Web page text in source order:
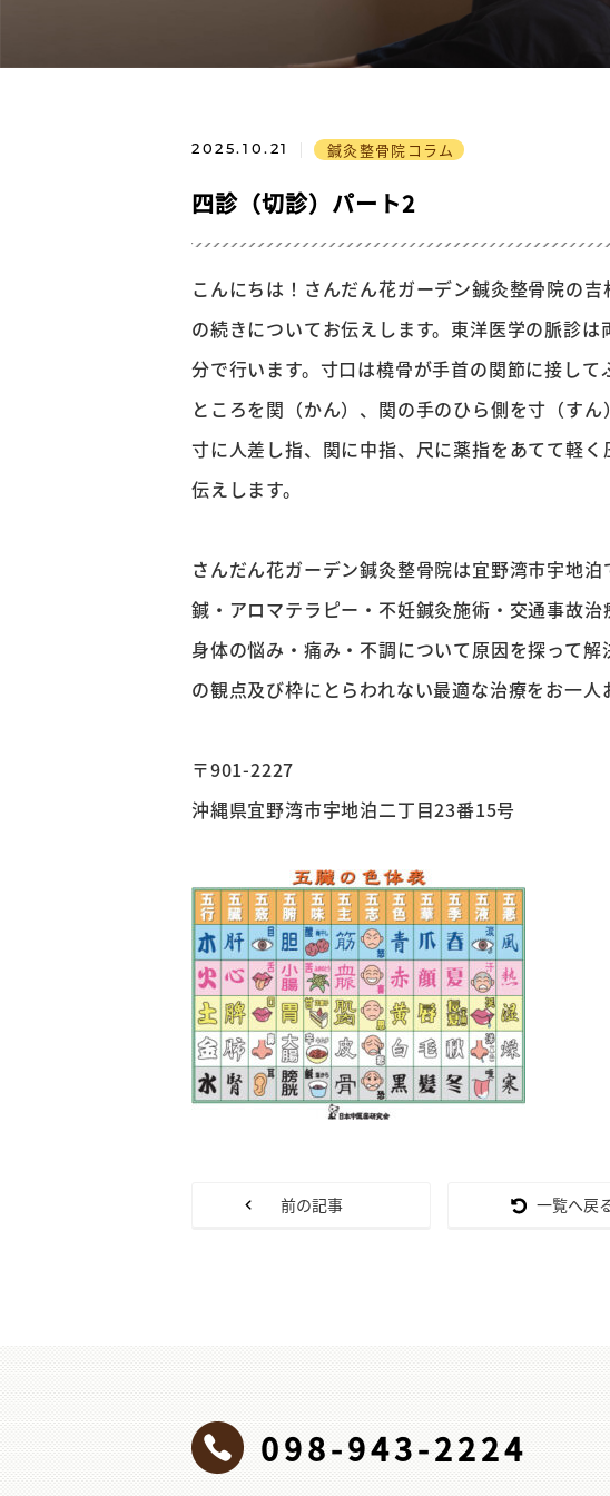
2025.10.21 鍼灸整骨院コラム
四診（切診）パート2
こんにちは！さんだん花ガーデン鍼灸整骨院の吉
の続きについてお伝えします。東洋医学の脈診
分で行います。寸口は橈骨が手首の関節に接し
ところを関（かん）、関の手のひら側を寸（すん
寸に人差し指、関に中指、尺に薬指をあてて軽
伝えします。
さんだん花ガーデン鍼灸整骨院は宜野湾市宇地
鍼・アロマテラピー・不妊鍼灸施術・交通事故
身体の悩み・痛み・不調について原因を探って
の観点及び枠にとらわれない最適な治療をお一人
〒901-2227
沖縄県宜野湾市宇地泊二丁目23番15号
前の記事 一覧へ戻
098-943-2224